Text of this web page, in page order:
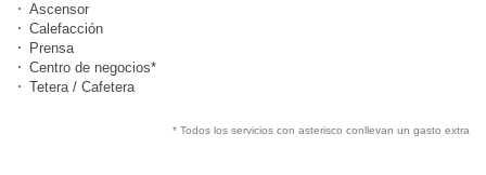
Ascensor
Calefacción
Prensa
Centro de negocios*
Tetera / Cafetera
* Todos los servicios con asterisco conllevan un gasto extra